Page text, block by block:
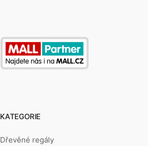
KATEGORIE
Dřevěné regály